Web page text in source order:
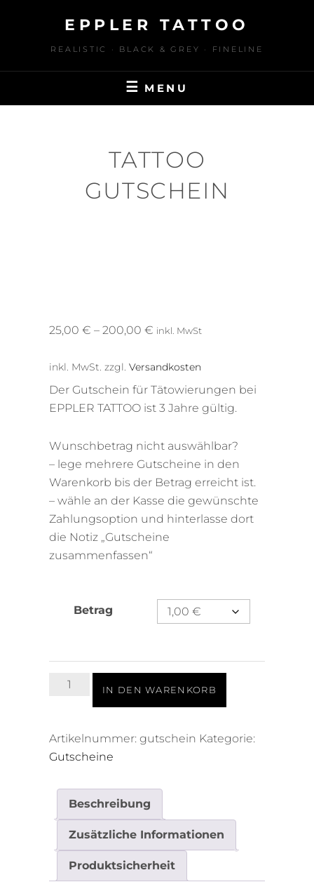
EPPLER TATTOO
REALISTIC · BLACK & GREY · FINELINE
MENU
TATTOO
GUTSCHEIN
25,00 € – 200,00 € inkl. MwSt
inkl. MwSt. zzgl. Versandkosten
Der Gutschein für Tätowierungen bei
EPPLER TATTOO ist 3 Jahre gültig.
Wunschbetrag nicht auswählbar?
– lege mehrere Gutscheine in den
Warenkorb bis der Betrag erreicht ist.
– wähle an der Kasse die gewünschte
Zahlungsoption und hinterlasse dort
die Notiz „Gutscheine
zusammenfassen“
Betrag
Tattoo
IN DEN WARENKORB
Artikelnummer: gutschein Kategorie:
Gutscheine
Beschreibung
Zusätzliche Informationen
Produktsicherheit